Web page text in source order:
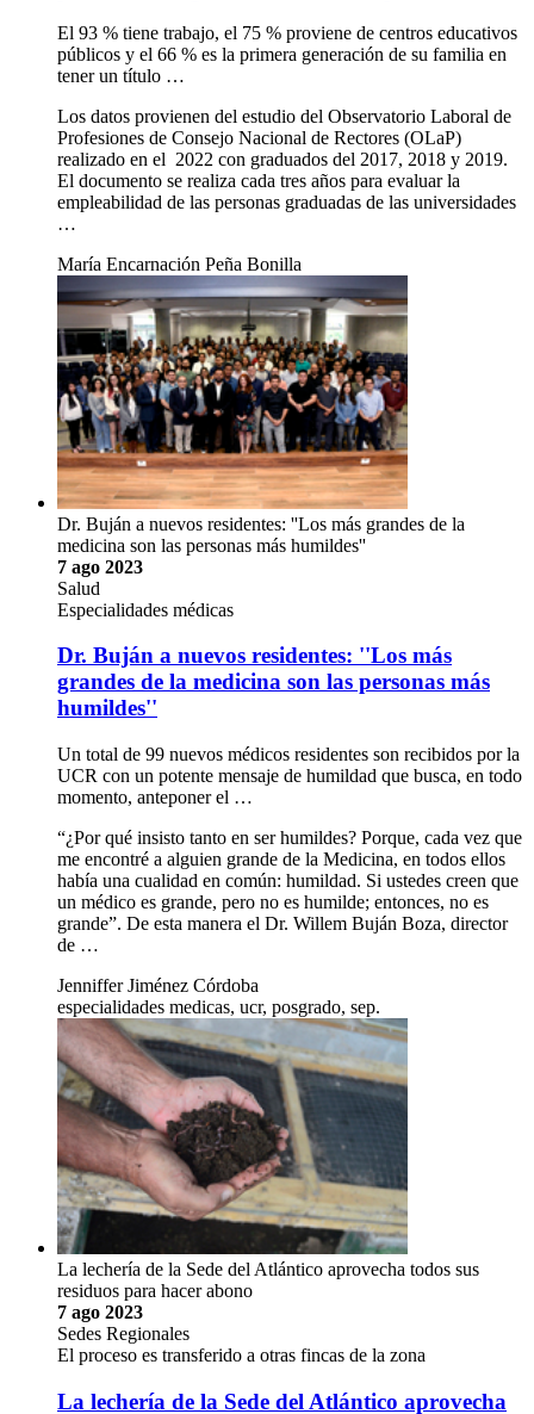
El 93 % tiene trabajo, el 75 % proviene de centros educativos
públicos y el 66 % es la primera generación de su familia en
tener un título …
Los datos provienen del estudio del Observatorio Laboral de
Profesiones de Consejo Nacional de Rectores (OLaP)
realizado en el 2022 con graduados del 2017, 2018 y 2019.
El documento se realiza cada tres años para evaluar la
empleabilidad de las personas graduadas de las universidades
…
María Encarnación Peña Bonilla
Dr. Buján a nuevos residentes: ''Los más grandes de la
medicina son las personas más humildes''
7 ago 2023
Salud
Especialidades médicas
Dr. Buján a nuevos residentes: ''Los más
grandes de la medicina son las personas más
humildes''
Un total de 99 nuevos médicos residentes son recibidos por la
UCR con un potente mensaje de humildad que busca, en todo
momento, anteponer el …
“¿Por qué insisto tanto en ser humildes? Porque, cada vez que
me encontré a alguien grande de la Medicina, en todos ellos
había una cualidad en común: humildad. Si ustedes creen que
un médico es grande, pero no es humilde; entonces, no es
grande”. De esta manera el Dr. Willem Buján Boza, director
de …
Jenniffer Jiménez Córdoba
especialidades medicas, ucr, posgrado, sep.
La lechería de la Sede del Atlántico aprovecha todos sus
residuos para hacer abono
7 ago 2023
Sedes Regionales
El proceso es transferido a otras fincas de la zona
La lechería de la Sede del Atlántico aprovecha